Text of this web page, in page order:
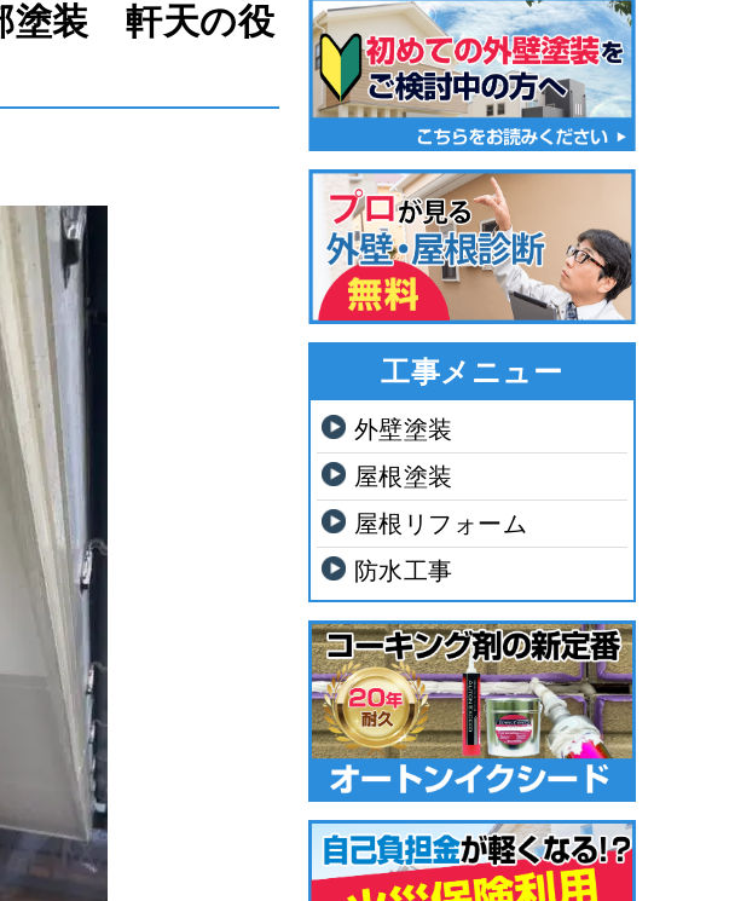
塗装 軒天の役
工事メニュー
外壁塗装
屋根塗装
屋根リフォーム
防水工事